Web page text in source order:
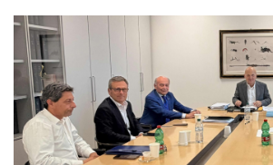
Ricerca
avanzata
LE
ALTRE
TESTATE